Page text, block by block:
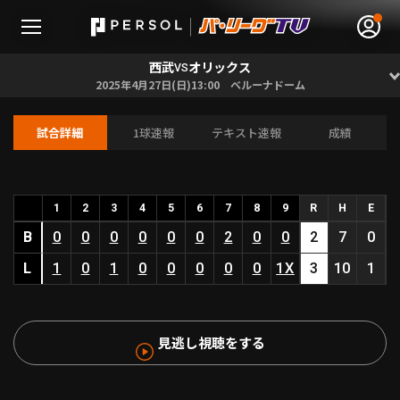
HOME
動画
西武VSオリックス
2025年4月27日(日)13:00 ベルーナドーム
試合詳細 1球速報 テキスト速報 成績
1 2 3 4 5 6 7 8 9 R H E
B 0 0 0 0 0 0 2 0 0 2 7
0
L
1 0 1 0 0 0 0 0 1X 3 10 1
見逃し視聴をする